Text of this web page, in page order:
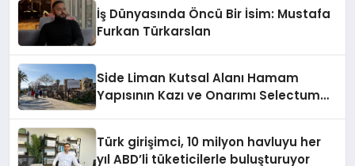
İş Dünyasında Öncü Bir İsim: Mustafa
Furkan Türkarslan
Side Liman Kutsal Alanı Hamam
Yapısının Kazı ve Onarımı Selectum
Türk girişimci, 10 milyon havluyu her
yıl ABD’li tüketicilerle buluşturuyor